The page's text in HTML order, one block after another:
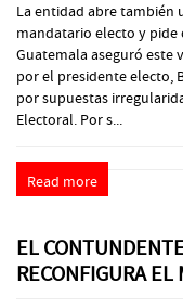
La entidad abre también
mandatario electo y pide
Guatemala aseguró este
por el presidente electo,
por supuestas
Electoral. Por s...
Read more
EL
RECONFIGURA